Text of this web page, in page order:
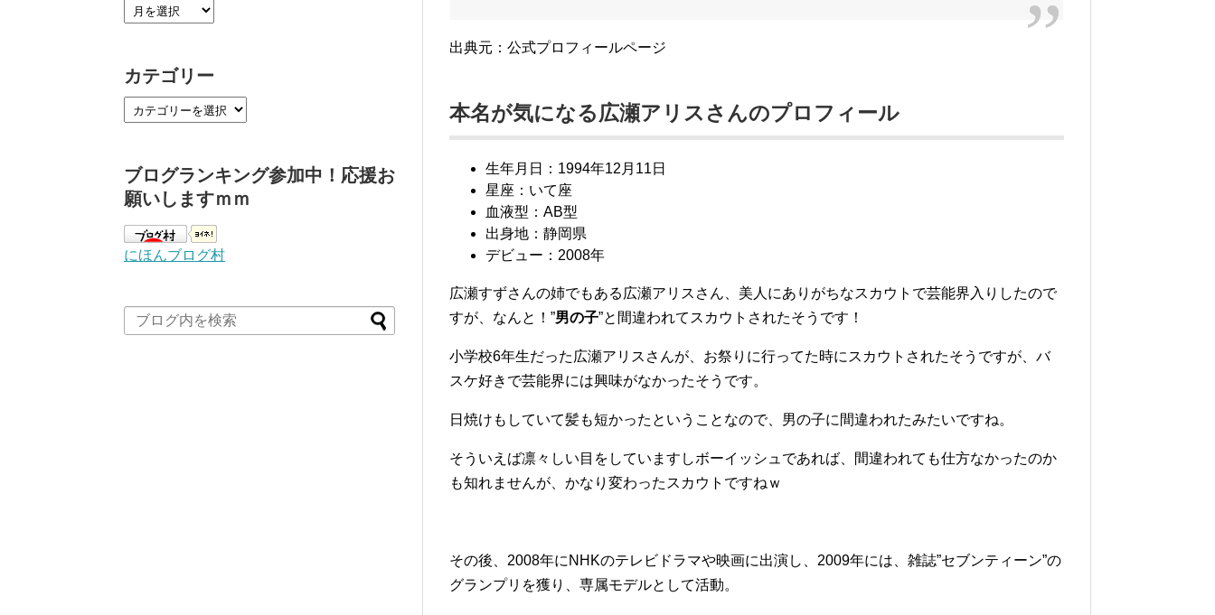
出典元：公式プロフィールページ
本名が気になる広瀬アリスさんのプロフィール
生年月日：1994年12月11日
星座：いて座
血液型：AB型
出身地：静岡県
デビュー：2008年
広瀬すずさんの姉でもある広瀬アリスさん、美人にありがちなスカウトで芸能界入りしたので
すが、なんと！”男の子”と間違われてスカウトされたそうです！
小学校6年生だった広瀬アリスさんが、お祭りに行ってた時にスカウトされたそうですが、バ
スケ好きで芸能界には興味がなかったそうです。
日焼けもしていて髪も短かったということなので、男の子に間違われたみたいですね。
そういえば凛々しい目をしていますしボーイッシュであれば、間違われても仕方なかったのか
も知れませんが、かなり変わったスカウトですねｗ
その後、2008年にNHKのテレビドラマや映画に出演し、2009年には、雑誌”セブンティーン”の
グランプリを獲り、専属モデルとして活動。
カテゴリー
ブログランキング参加中！応援お
願いしますｍｍ
にほんブログ村